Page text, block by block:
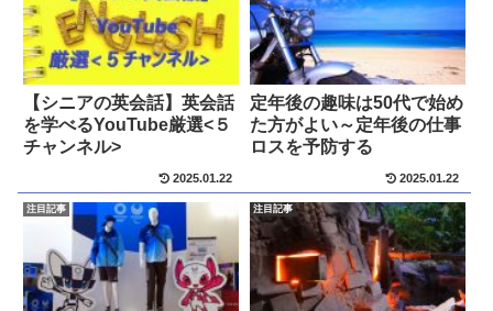
【シニアの英会話】英会話
を学べるYouTube厳選<５
チャンネル>
2025.01.22
定年後の趣味は50代で始め
た方がよい～定年後の仕事
ロスを予防する
2025.01.22
注目記事 注目記事